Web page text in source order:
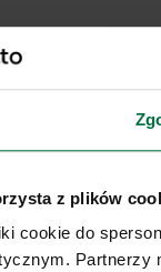
z plików
cookie do
Partnerzy